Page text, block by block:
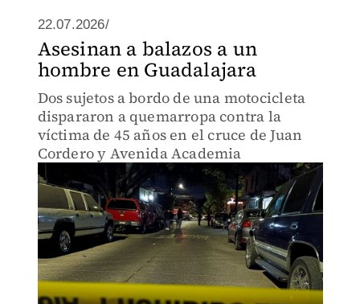
22.07.2026/
Asesinan a balazos a un
hombre en Guadalajara
Dos sujetos a bordo de una motocicleta
dispararon a quemarropa contra la
víctima de 45 años en el cruce de Juan
Cordero y Avenida Academia